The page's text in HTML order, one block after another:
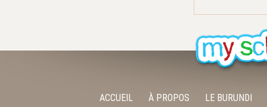
ACCUEIL À PROPOS LE BURUNDI